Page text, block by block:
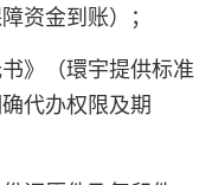
资金到账）；
》（環宇提供标准
代办权限及期